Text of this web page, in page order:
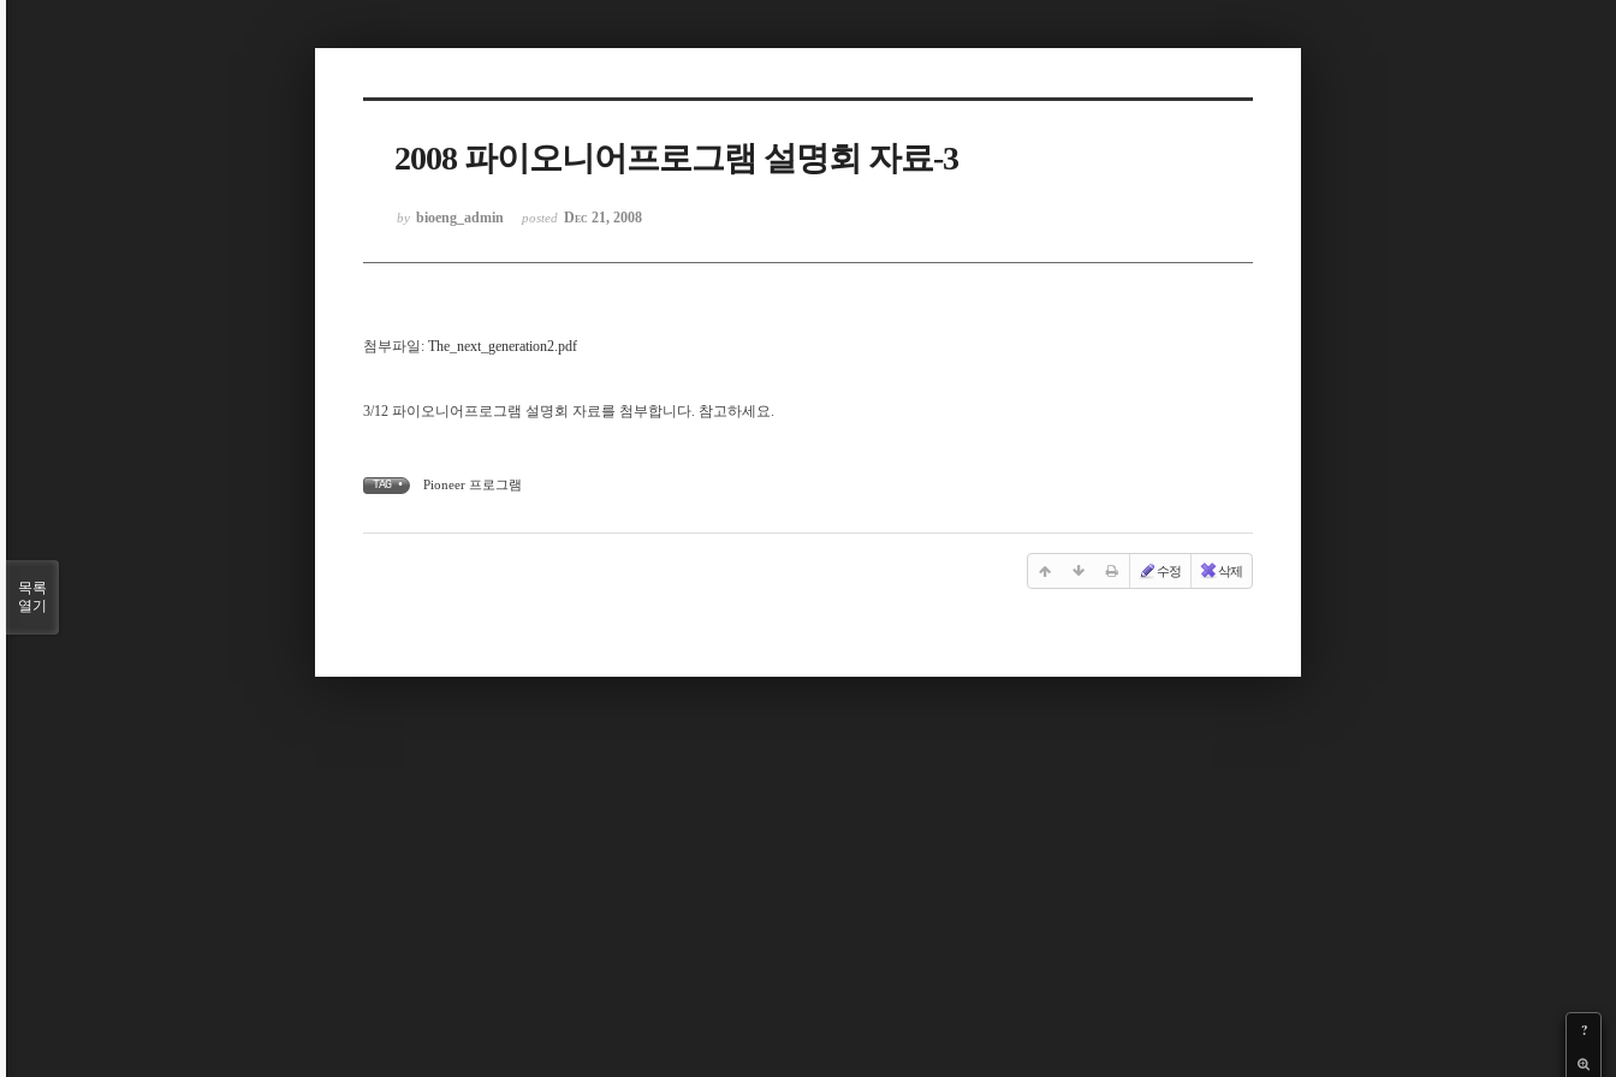
2008 파이오니어프로그램 설명회 자료-3
by bioeng_admin posted Dec 21, 2008
?
첨부파일: The_next_generation2.pdf
3/12 파이오니어프로그램 설명회 자료를 첨부합니다. 참고하세요.
TAG • Pioneer 프로그램
수정 삭제
목록
열기
Sketchbook5, 스케치북5
Sketchbook5, 스케치북5